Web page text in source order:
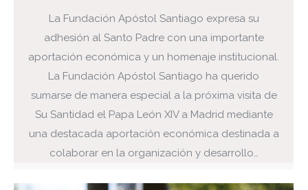
La Fundación Apóstol Santiago expresa su
adhesión al Santo Padre con una importante
aportación económica y un homenaje institucional.
La Fundación Apóstol Santiago ha querido
sumarse de manera especial a la próxima visita de
Su Santidad el Papa León XIV a Madrid mediante
una destacada aportación económica destinada a
colaborar en la organización y desarrollo…